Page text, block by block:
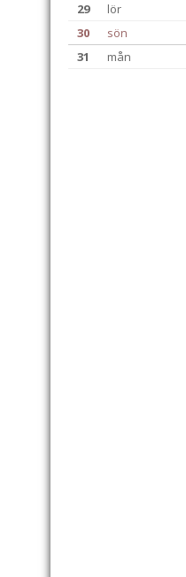
29
lör
30
sön
31 mån